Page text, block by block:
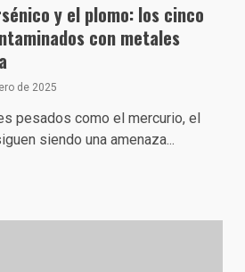
y el plomo: los cinco
con metales
de 2025
pesados como el mercurio, el
siendo una amenaza...